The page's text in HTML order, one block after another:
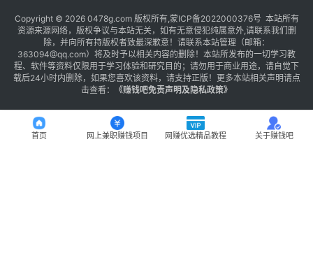
Copyright © 2026 0478g.com 版权所有,蒙ICP备2022000376号 本站所有
资源来源网络，版权争议与本站无关，如有无意侵犯纯属意外,请联系我们删
除，并向所有持版权者致最深歉意！请联系本站管理（邮箱：
363094@qq.com）将及时予以相关内容的删除！本站所发布的一切学习教
程、软件等资料仅限用于学习体验和研究目的；请勿用于商业用途，请自觉下
载后24小时内删除，如果您喜欢该资料，请支持正版！更多本站相关声明请点
击查看：
《赚钱吧免责声明及隐私政策》
首页 网上兼职赚钱项目 网赚优选精品教程 关于赚钱吧